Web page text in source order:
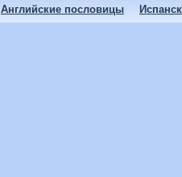
Английские пословицы